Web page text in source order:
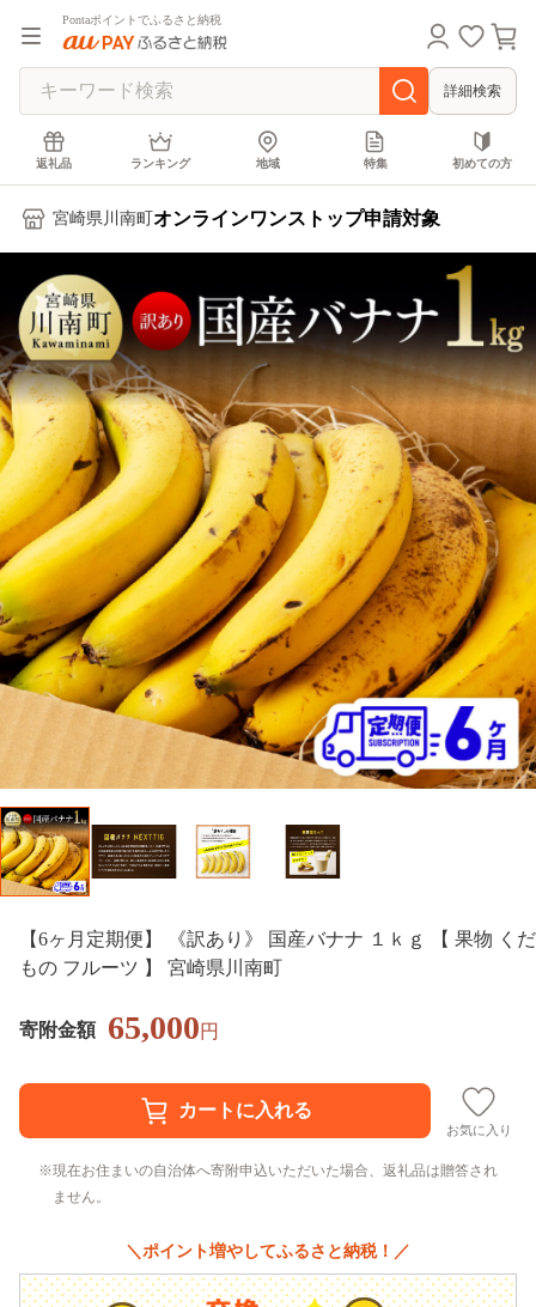
Pontaポイントでふるさと納税
詳細検索
返礼品 ランキング 地域 特集 初めての方
宮崎県川南町 オンラインワンストップ申請対象
【6ヶ月定期便】 《訳あり》 国産バナナ １ｋｇ 【 果物 くだ
もの フルーツ 】 宮崎県川南町
寄附金額 65,000円
お気に入り
現在お住まいの自治体へ寄附申込いただいた場合、返礼品は贈答され
ません。
＼ポイント増やしてふるさと納税！／